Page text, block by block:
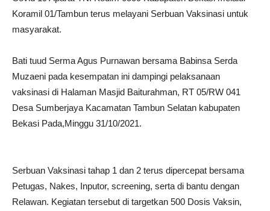
Koramil 01/Tambun terus melayani Serbuan Vaksinasi untuk
masyarakat.
Bati tuud Serma Agus Purnawan bersama Babinsa Serda
Muzaeni pada kesempatan ini dampingi pelaksanaan
vaksinasi di Halaman Masjid Baiturahman, RT 05/RW 041
Desa Sumberjaya Kacamatan Tambun Selatan kabupaten
Bekasi Pada,Minggu 31/10/2021.
Serbuan Vaksinasi tahap 1 dan 2 terus dipercepat bersama
Petugas, Nakes, Inputor, screening, serta di bantu dengan
Relawan. Kegiatan tersebut di targetkan 500 Dosis Vaksin,